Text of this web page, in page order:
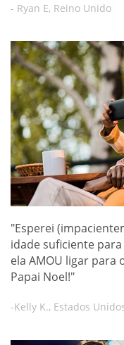
- Ryan E, Reino Unido
"Esperei
idade suficiente
ela AMOU ligar para
Papai Noel!"
-Kelly K., Estados